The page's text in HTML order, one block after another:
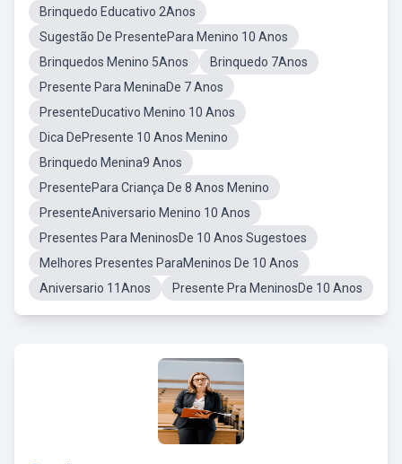
Brinquedo Educativo 2Anos
Sugestão De PresentePara Menino 10 Anos
Brinquedos Menino 5Anos
Brinquedo 7Anos
Presente Para MeninaDe 7 Anos
PresenteDucativo Menino 10 Anos
Dica DePresente 10 Anos Menino
Brinquedo Menina9 Anos
PresentePara Criança De 8 Anos Menino
PresenteAniversario Menino 10 Anos
Presentes Para MeninosDe 10 Anos Sugestoes
Melhores Presentes ParaMeninos De 10 Anos
Aniversario 11Anos
Presente Pra MeninosDe 10 Anos